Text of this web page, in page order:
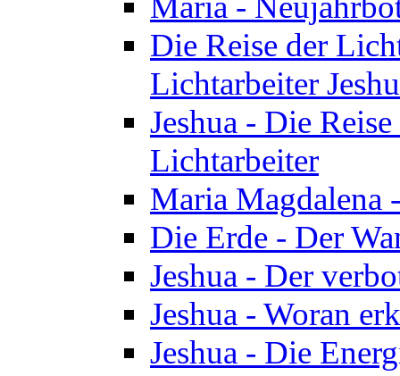
Die Reise der
Lichtarbeiter
Jeshua - Die
Lichtarbeiter
Maria Magdalena
Die Erde - Der
Jeshua - Der
Jeshua - Woran
Jeshua - Die